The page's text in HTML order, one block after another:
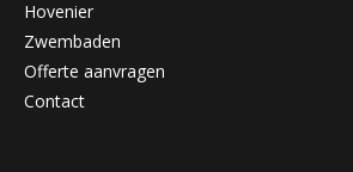
Hovenier
Zwembaden
Offerte aanvragen
Contact